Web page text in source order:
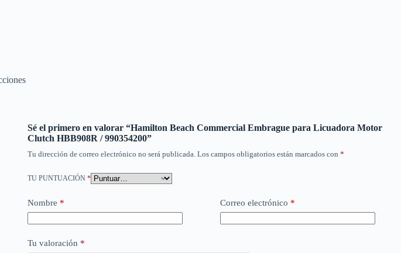
Sé el primero en valorar “Hamilton Beach Commercial Embrague para Licuadora Motor
Clutch HBB908R / 990354200”
Tu dirección de correo electrónico no será publicada. Los campos obligatorios están marcados con *
TU PUNTUACIÓN *
Nombre * Correo electrónico *
Tu valoración *